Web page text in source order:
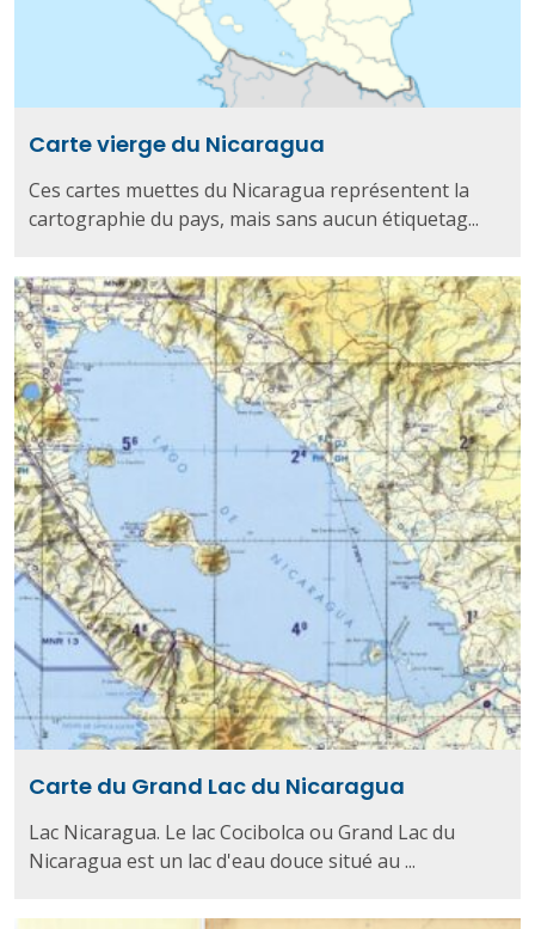
Carte vierge du Nicaragua
Ces cartes muettes du Nicaragua représentent la
cartographie du pays, mais sans aucun étiquetag...
Carte du Grand Lac du Nicaragua
Lac Nicaragua. Le lac Cocibolca ou Grand Lac du
Nicaragua est un lac d'eau douce situé au ...